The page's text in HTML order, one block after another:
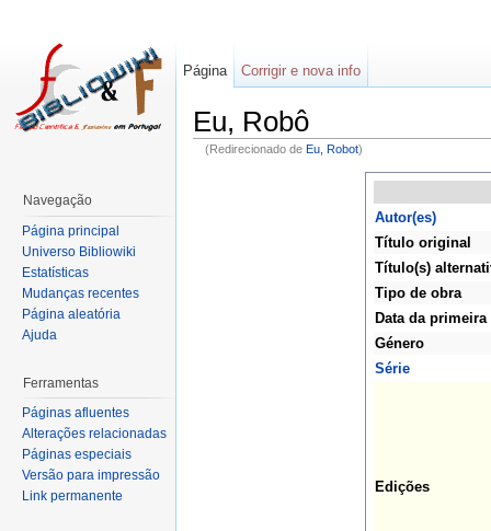
Eu, Robô
(Redirecionado de Eu, Robot)
Autor(es)
Título original
Título(s)
Tipo de obra
Data da primeira
Género
Série
Edições
Página Corrigir e nova info
Navegação
Página principal
Universo Bibliowiki
Estatísticas
Mudanças recentes
Página aleatória
Ajuda
Ferramentas
Páginas afluentes
Alterações relacionadas
Páginas especiais
Versão para impressão
Link permanente